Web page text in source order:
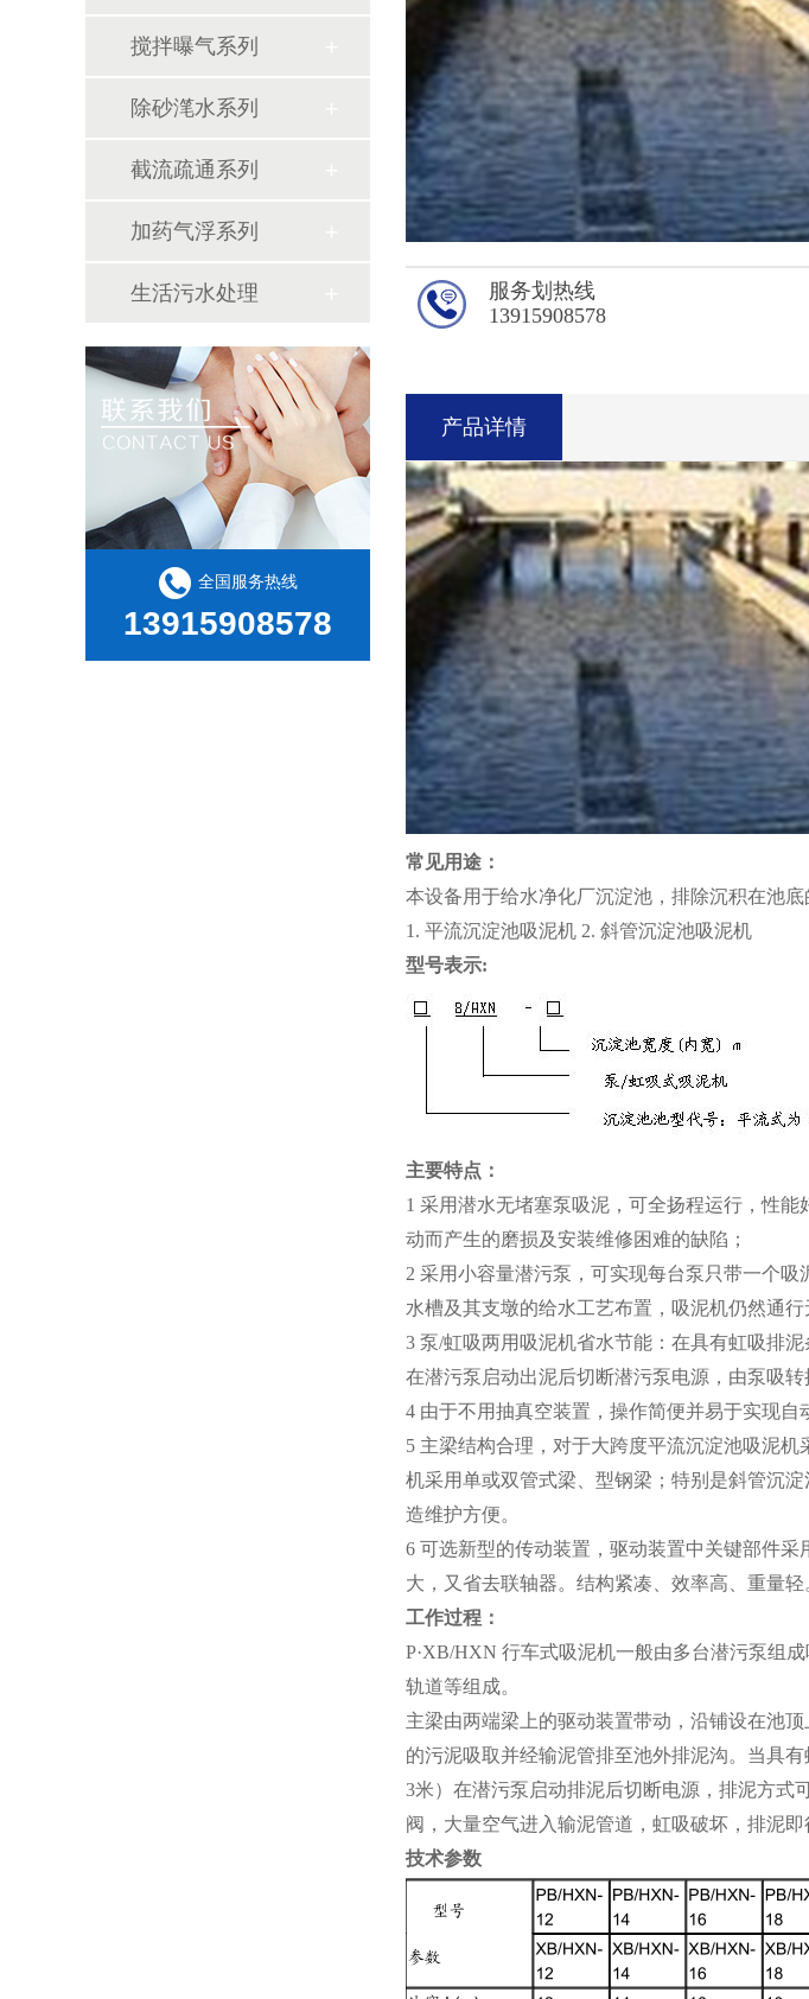
搅拌曝气系列
除砂滗水系列
截流疏通系列
加药气浮系列
生活污水处理
全国服务热线
13915908578
服务划热线
13915908578
产品详情
常见用途：
本设备用于给水净化厂沉淀池，排除沉积在池
1. 平流沉淀池吸泥机 2. 斜管沉淀池吸泥机
型号表示:
主要特点：
1 采用潜水无堵塞泵吸泥，可全扬程运行，性
动而产生的磨损及安装维修困难的缺陷；
2 采用小容量潜污泵，可实现每台泵只带一个
水槽及其支墩的给水工艺布置，吸泥机仍然通
3 泵/虹吸两用吸泥机省水节能：在具有虹吸排
在潜污泵启动出泥后切断潜污泵电源，由泵吸
4 由于不用抽真空装置，操作简便并易于实现自
5 主梁结构合理，对于大跨度平流沉淀池吸泥
机采用单或双管式梁、型钢梁；特别是斜管沉
造维护方便。
6 可选新型的传动装置，驱动装置中关键部件
大，又省去联轴器。结构紧凑、效率高、重量轻
工作过程：
P·XB/HXN 行车式吸泥机一般由多台潜污泵组
轨道等组成。
主梁由两端梁上的驱动装置带动，沿铺设在池
的污泥吸取并经输泥管排至池外排泥沟。当具
3米）在潜污泵启动排泥后切断电源，排泥方式
阀，大量空气进入输泥管道，虹吸破坏，排泥即
技术参数